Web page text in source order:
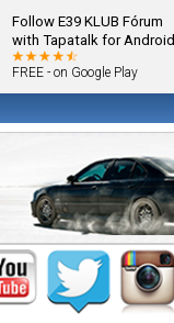
Follow E39 KLUB Fórum
with Tapatalk for Android
FREE - on Google Play